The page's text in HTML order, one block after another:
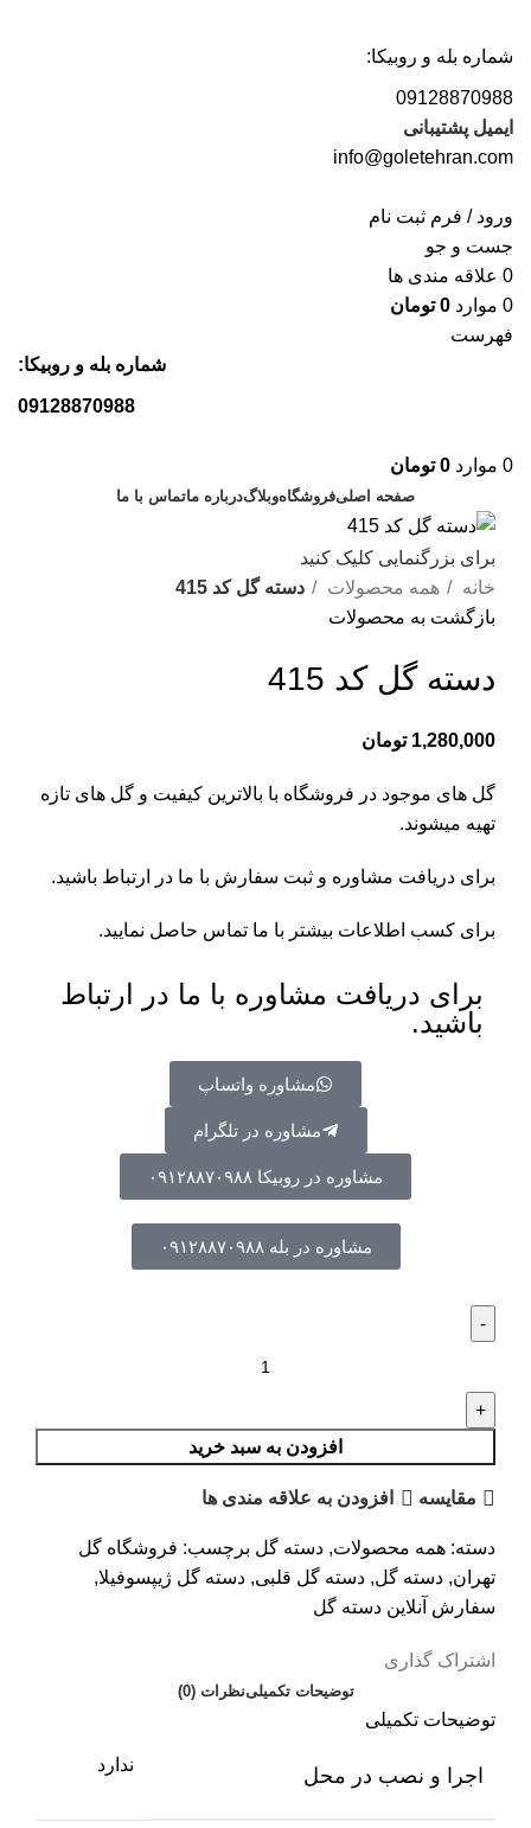
شماره بله و روبیکا:
09128870988
ایمیل پشتیبانی
info@goletehran.com
ورود / فرم ثبت نام
جست و جو
0 علاقه مندی ها
0 موارد 0 تومان
فهرست
شماره بله و روبیکا:
09128870988
0 موارد 0 تومان
صفحه اصلیفروشگاهوبلاگدرباره ماتماس با ما
برای بزرگنمایی کلیک کنید
خانه
همه محصولات
دسته گل کد 415
بازگشت به محصولات
دسته گل کد 415
1,280,000 تومان
گل های موجود در فروشگاه با بالاترین کیفیت و گل های تازه
تهیه میشوند.
برای دریافت مشاوره و ثبت سفارش با ما در ارتباط باشید.
برای کسب اطلاعات بیشتر با ما تماس حاصل نمایید.
برای دریافت مشاوره با ما در ارتباط
باشید.
مشاوره واتساپ
مشاوره در تلگرام
مشاوره در روبیکا ۰۹۱۲۸۸۷۰۹۸۸
مشاوره در بله ۰۹۱۲۸۸۷۰۹۸۸
افزودن به سبد خرید
مقایسه افزودن به علاقه مندی ها
دسته: همه محصولات, دسته گل برچسب: فروشگاه گل
تهران, دسته گل, دسته گل قلبی, دسته گل ژیپسوفیلا,
سفارش آنلاین دسته گل
اشتراک گذاری
توضیحات تکمیلینظرات (0)
توضیحات تکمیلی
اجرا و نصب در محل ندارد